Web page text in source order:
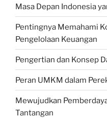
Masa Depan Indonesia
Pentingnya Memahami
Pengelolaan Keuangan
Pengertian dan Konsep
Peran UMKM dalam
Mewujudkan
Tantangan